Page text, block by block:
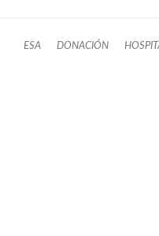
ESA DONACIÓN